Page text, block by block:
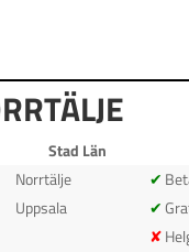
Stad Län
Norrtälje
Uppsala